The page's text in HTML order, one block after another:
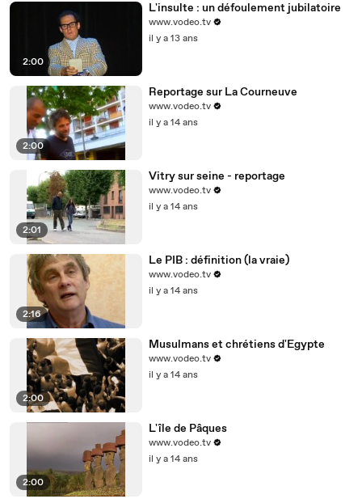
2:00
L'insulte : un défoulement jubilatoire
www.vodeo.tv
il y a 13 ans
2:00
Reportage sur La Courneuve
www.vodeo.tv
il y a 14 ans
2:01
Vitry sur seine - reportage
www.vodeo.tv
il y a 14 ans
2:16
Le PIB : définition (la vraie)
www.vodeo.tv
il y a 14 ans
2:00
Musulmans et chrétiens d'Egypte
www.vodeo.tv
il y a 14 ans
2:00
L'île de Pâques
www.vodeo.tv
il y a 14 ans